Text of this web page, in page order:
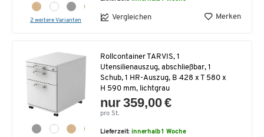
2 weitere Varianten Vergleichen Merken
Rollcontainer TARVIS, 1
Utensilienauszug, abschließbar, 1
Schub, 1 HR-Auszug, B 428 x T 580 x
H 590 mm, lichtgrau
nur 359,00 €
pro St.
Lieferzeit:innerhalb 1 Woche